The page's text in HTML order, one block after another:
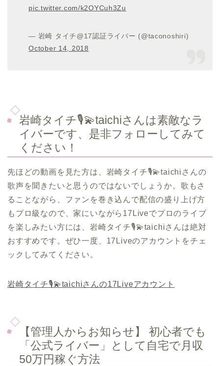
pic.twitter.com/k2OYCuh3Zu
— 岩崎 タイチ@17認証ライバー (@taconoshiri)
October 14, 2018
岩崎タイチ🎙️💫taichiさんは素敵なラ
イバーです、是非フォローしてみて
ください！
先ほどの動画を見た方は、岩崎タイチ🎙️💫taichiさんの
歌声を聞きたいと思うのではないでしょうか。歌もさ
ることながら、ファンを巻き込んで配信の盛り上げ方
もプロ級なので、家にいながら17Liveでプロのライブ
を楽しみたい方には、岩崎タイチ🎙️💫taichiさんは絶対
おすすめです。ぜひ一度、17Liveのアカウントをチェ
ックしてみてください。
岩崎タイチ🎙️💫taichiさんの17Liveアカウント
【管理人からお知らせ】 初心者でも
「公式ライバー」として自宅で月収
50万円稼ぐ方法